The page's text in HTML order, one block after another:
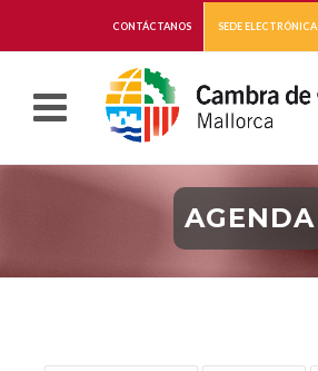
CONTÁCTANOS SEDE ELECTRÓNICA
AGENDA